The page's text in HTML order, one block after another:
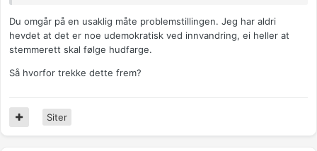
Du omgår på en usaklig måte problemstillingen. Jeg har aldri
hevdet at det er noe udemokratisk ved innvandring, ei heller at
stemmerett skal følge hudfarge.
Så hvorfor trekke dette frem?
Siter